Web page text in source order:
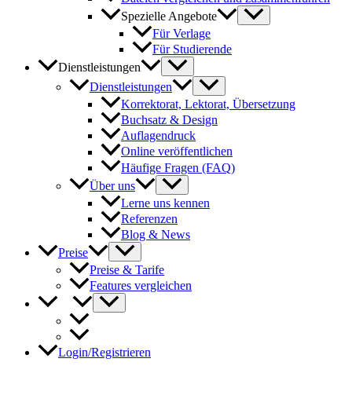
Spezielle Angebote
Für Verlage
Für Studierende
Dienstleistungen
Dienstleistungen
Korrektorat, Lektorat, Übersetzung
Buchsatz & Design
Auflagendruck
Online veröffentlichen
Häufige Fragen (FAQ)
Über uns
Lerne uns kennen
Referenzen
Blog & News
Preise
Preise & Tarife
Features vergleichen
Login/Registrieren